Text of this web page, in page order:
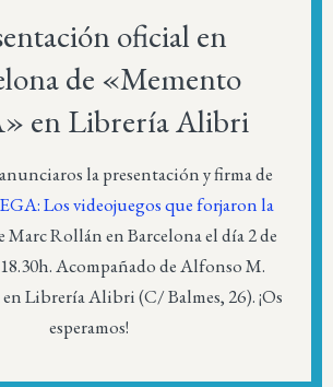
oficial en
de «Memento
en Librería Alibri
la presentación y firma de
Los videojuegos que forjaron la
Marc Rollán en Barcelona el día 2 de
Acompañado de Alfonso M.
en Librería Alibri (C/ Balmes, 26). ¡Os
esperamos!